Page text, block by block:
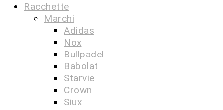
Racchette
Marchi
Adidas
Nox
Bullpadel
Babolat
Starvie
Crown
Siux